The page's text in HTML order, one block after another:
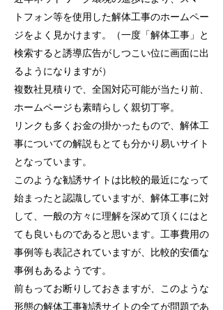
トフォン等を使用した解体工事のホームペー
ジをよく見かけます。（一度「解体工事」と
検索すると誘導広告がしつこい位に画面に出
るようになりますが）
複数社見積りで、全国対応可能が当たり前、
ホームページも素晴らしく親切丁寧。
リンクも多くお金の掛かったもので、解体工
事についての解説もとても分かり易いサイト
となっています。
このような勧誘サイトは比較的最近になって
始まったと認識していますが、解体工事に対
して、一般の方々に理解を深めて頂くにはと
ても良いものであると思います。工事費用の
事例等も表記されていますが、比較的安価な
事例もあるようです。
前もってお断りしておきますが、このような
形態の解体工事勧誘サイトの全てが問題であ